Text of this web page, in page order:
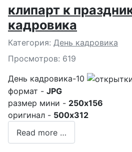
клипарт к
кадровика
Подробности
Категория: День кадровика
Просмотров: 619
День кадровика-10
формат - JPG
размер мини - 250x156
оригинал - 500x312
Read more …